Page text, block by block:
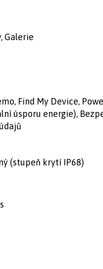
Galerie
Find My Device,
úsporu energie),
(stupeň krytí IP68)